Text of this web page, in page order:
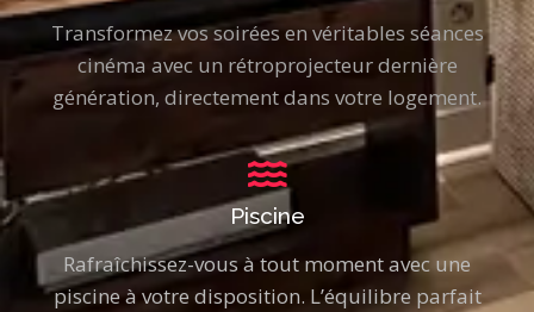
Transformez vos soirées en véritables séances
cinéma avec un rétroprojecteur dernière
génération, directement dans votre logement.
Piscine
Rafraîchissez-vous à tout moment avec une
piscine à votre disposition. L’équilibre parfait